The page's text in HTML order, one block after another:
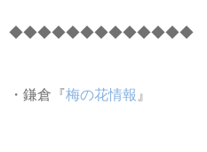
◆◆◆◆◆◆◆◆◆◆◆◆◆
・鎌倉『梅の花情報 』